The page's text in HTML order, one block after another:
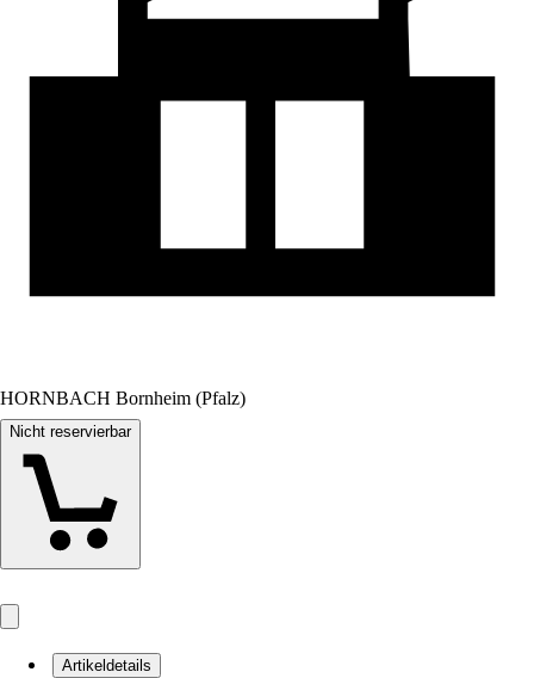
HORNBACH Bornheim (Pfalz)
Nicht reservierbar
Artikeldetails